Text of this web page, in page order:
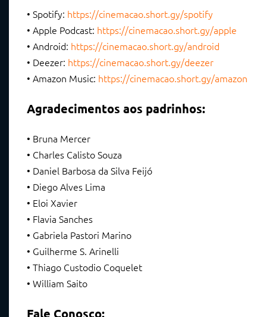
• Spotify: https://cinemacao.short.gy/spotify
• Apple Podcast: https://cinemacao.short.gy/apple
• Android: https://cinemacao.short.gy/android
• Deezer: https://cinemacao.short.gy/deezer
• Amazon Music: https://cinemacao.short.gy/amazon
Agradecimentos aos padrinhos:
• Bruna Mercer
• Charles Calisto Souza
• Daniel Barbosa da Silva Feijó
• Diego Alves Lima
• Eloi Xavier
• Flavia Sanches
• Gabriela Pastori Marino
• Guilherme S. Arinelli
• Thiago Custodio Coquelet
• William Saito
Fale Conosco: